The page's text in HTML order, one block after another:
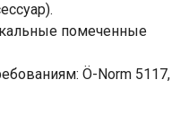
помеченные
Ö-Norm 5117,